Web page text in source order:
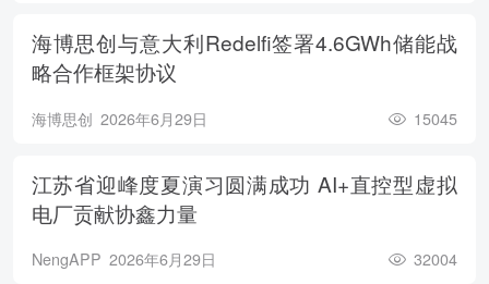
海博思创与意大利Redelfi签署4.6GWh储能战
略合作框架协议
海博思创 2026年6月29日 15045
江苏省迎峰度夏演习圆满成功 AI+直控型虚拟
电厂贡献协鑫力量
NengAPP 2026年6月29日 32004